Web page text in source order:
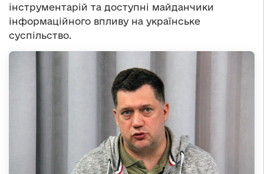
інструментарій та доступні майданчики
інформаційного впливу на українське
суспільство.